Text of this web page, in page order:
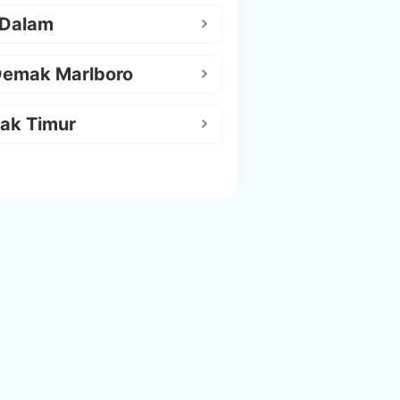
Marlboro
Timur